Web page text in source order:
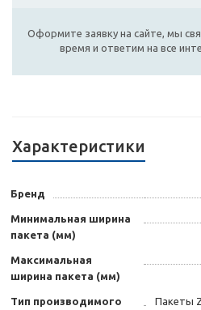
Оформите заявку на сайте, мы
время и ответим на все
Характеристики
Бренд
Минимальная ширина
пакета (мм)
Максимальная
ширина пакета (мм)
Тип производимого
Пакеты